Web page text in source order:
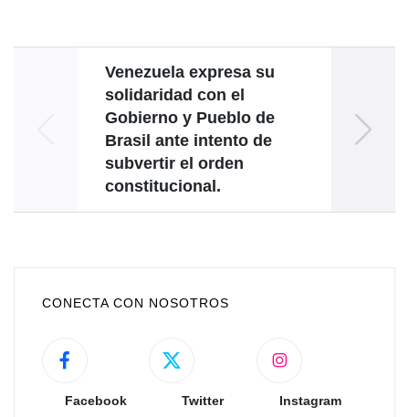
Venezuela expresa su
solidaridad con el
Gobierno y Pueblo de
Brasil ante intento de
subvertir el orden
constitucional.
CONECTA CON NOSOTROS
Facebook Twitter Instagram